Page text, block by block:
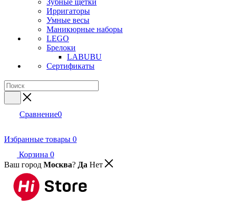
Зубные щетки
Ирригаторы
Умные весы
Маникюрные наборы
LEGO
Брелоки
LABUBU
Сертификаты
Сравнение0
Избранные товары 0
Корзина 0
Ваш город Москва? Да Нет